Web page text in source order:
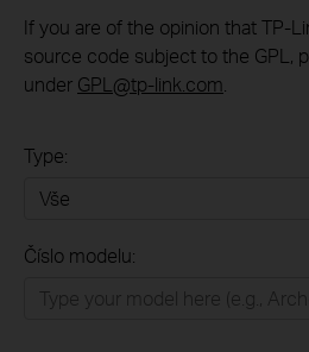
If you are of the opinion that TP-
source code subject to the GPL,
under GPL@tp-link.com
Type:
Číslo modelu: